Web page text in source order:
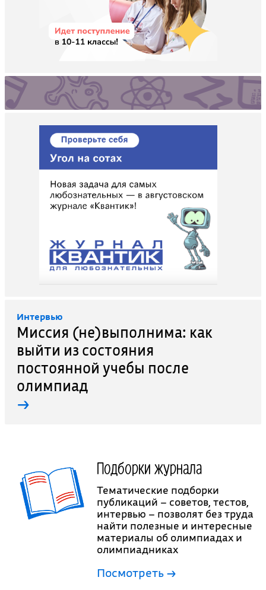
Интервью
Миссия (не)выполнима: как
выйти из состояния
постоянной учебы после
олимпиад
→
Подборки журнала
Тематические подборки
публикаций – советов, тестов,
интервью – позволят без труда
найти полезные и интересные
материалы об олимпиадах и
олимпиадниках
Посмотреть →